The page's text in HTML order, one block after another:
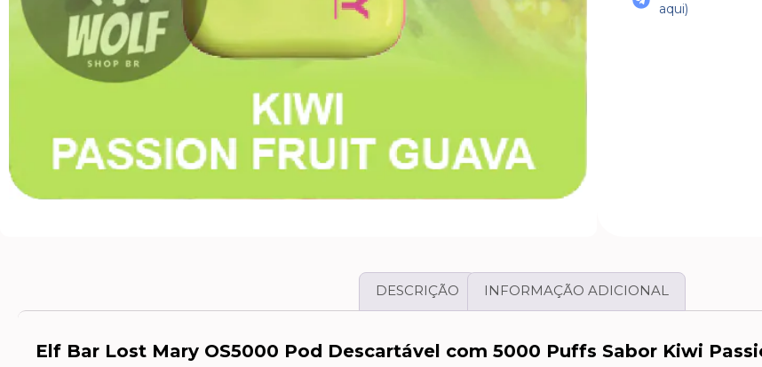
aqui)
DESCRIÇÃO INFORMAÇÃO ADICIONAL
Elf Bar Lost Mary OS5000 Pod Descartável com 5000 Puffs Sabor Kiwi